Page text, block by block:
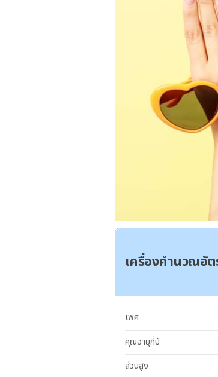
เครื่องคำนวณอั
เพศ
คุณอายุกี่ปี
ส่วนสูง